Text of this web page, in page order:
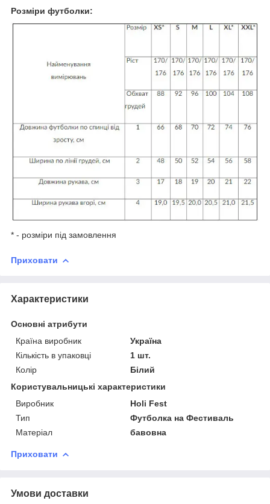
Розміри футболки:
* - розміри під замовлення
Приховати
Характеристики
Основні атрибути
Країна виробник
Україна
Кількість в упаковці
1 шт.
Колір
Білий
Користувальницькі характеристики
Виробник
Holi Fest
Тип
Футболка на Фестиваль
Матеріал
бавовна
Приховати
Умови доставки